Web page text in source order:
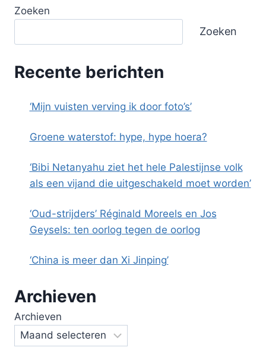
Zoeken
Zoeken
Recente berichten
‘Mijn vuisten verving ik door foto’s’
Groene waterstof: hype, hype hoera?
‘Bibi Netanyahu ziet het hele Palestijnse volk
als een vijand die uitgeschakeld moet worden’
‘Oud-strijders’ Réginald Moreels en Jos
Geysels: ten oorlog tegen de oorlog
‘China is meer dan Xi Jinping’
Archieven
Archieven